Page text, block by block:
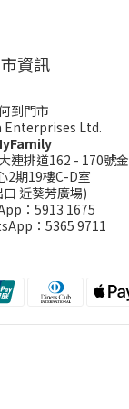
資訊
到門市
Ltd.
連排道162 - 170號金
2期19樓C-D室
近葵芳廣場)
：5913 1675
：5365 9711